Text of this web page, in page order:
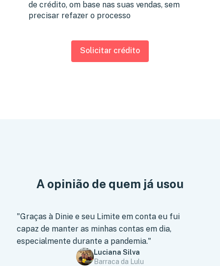
de crédito, om base nas suas vendas, sem
precisar refazer o processo
Solicitar crédito
A opinião de quem já usou
"Graças à Dinie e seu Limite em conta eu fui
capaz de manter as minhas contas em dia,
especialmente durante a pandemia."
Luciana Silva
Barraca da Lulu